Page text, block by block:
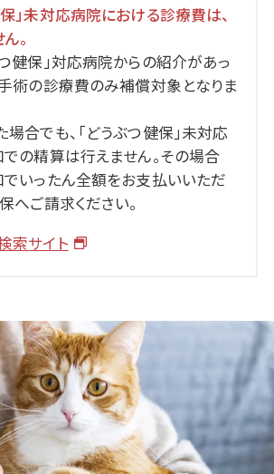
」未対応病院における診療費は、
。
健保」対応病院からの紹介があっ
手術の診療費のみ補償対象となりま
合でも、「どうぶつ健保」未対応
の精算は行えません。その場合
でいったん全額をお支払いいただ
へご請求ください。
索サイト